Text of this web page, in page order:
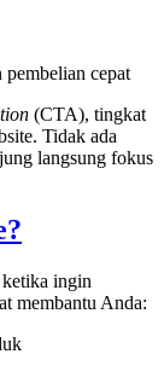
cepat
(CTA), tingkat
Tidak ada
langsung fokus
ingin
membantu Anda: